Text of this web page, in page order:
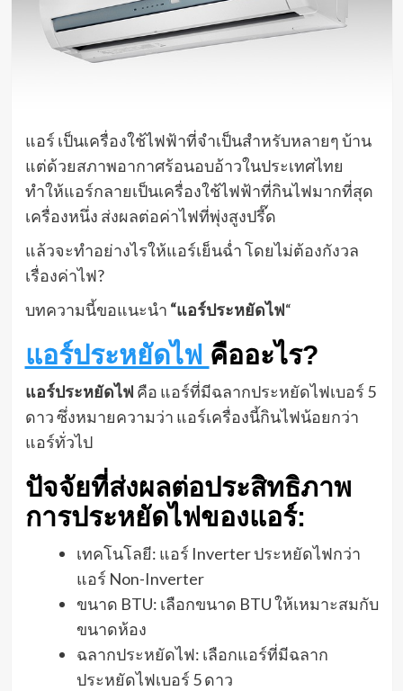
แอร์ เป็นเครื่องใช้ไฟฟ้าที่จำเป็นสำหรับหลายๆ บ้าน
แต่ด้วยสภาพอากาศร้อนอบอ้าวในประเทศไทย
ทำให้แอร์กลายเป็นเครื่องใช้ไฟฟ้าที่กินไฟมากที่สุด
เครื่องหนึ่ง ส่งผลต่อค่าไฟที่พุ่งสูงปรี๊ด
แล้วจะทำอย่างไรให้แอร์เย็นฉ่ำ โดยไม่ต้องกังวล
เรื่องค่าไฟ?
บทความนี้ขอแนะนำ “แอร์ประหยัดไฟ“
แอร์ประหยัดไฟ คืออะไร?
แอร์ประหยัดไฟ คือ แอร์ที่มีฉลากประหยัดไฟเบอร์ 5
ดาว ซึ่งหมายความว่า แอร์เครื่องนี้กินไฟน้อยกว่า
แอร์ทั่วไป
ปัจจัยที่ส่งผลต่อประสิทธิภาพ
การประหยัดไฟของแอร์:
เทคโนโลยี: แอร์ Inverter ประหยัดไฟกว่า
แอร์ Non-Inverter
ขนาด BTU: เลือกขนาด BTU ให้เหมาะสมกับ
ขนาดห้อง
ฉลากประหยัดไฟ: เลือกแอร์ที่มีฉลาก
ประหยัดไฟเบอร์ 5 ดาว